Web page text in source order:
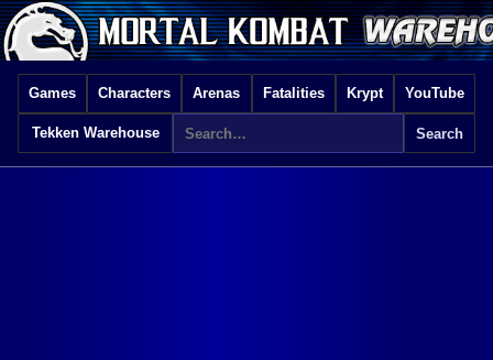
Games Characters Arenas Fatalities Krypt YouTube
Tekken Warehouse